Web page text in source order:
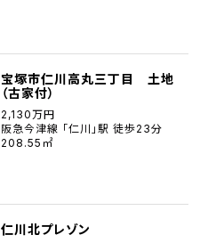
宝塚市仁川高丸三丁目 土地
（古家付）
2,130万円
阪急今津線 「仁川」駅 徒歩23分
208.55㎡
仁川北プレゾン